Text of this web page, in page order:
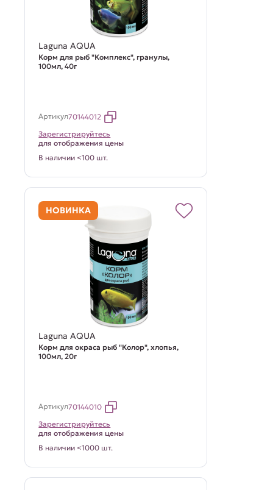
Laguna AQUA
Корм для рыб "Комплекс", гранулы,
100мл, 40г
Артикул70144012
Зарегистрируйтесь
для отображения цены
В наличии <100 шт.
НОВИНКА
Laguna AQUA
Корм для окраса рыб "Колор", хлопья,
100мл, 20г
Артикул70144010
Зарегистрируйтесь
для отображения цены
В наличии <1000 шт.